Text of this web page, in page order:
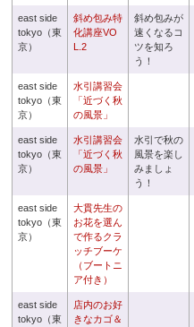
east side
tokyo（東
京）
斜め包み特
化講座VO
L.2
斜め包みが
速くなるコ
ツを知ろ
う！
east side
tokyo（東
京）
水引講習会
「近づく秋
の風景」
east side
tokyo（東
京）
水引講習会
「近づく秋
の風景」
水引で秋の
風景を楽し
みましょ
う！
east side
tokyo（東
京）
大貫先生の
お花を選ん
で作るクラ
ッチブーケ
（ブートニ
ア付き）
east side
tokyo（東
店内のお好
きなカゴ＆